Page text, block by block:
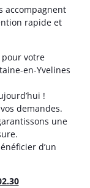
accompagnent
rapide et
pour votre
en-Yvelines
!
demandes.
une
d’un